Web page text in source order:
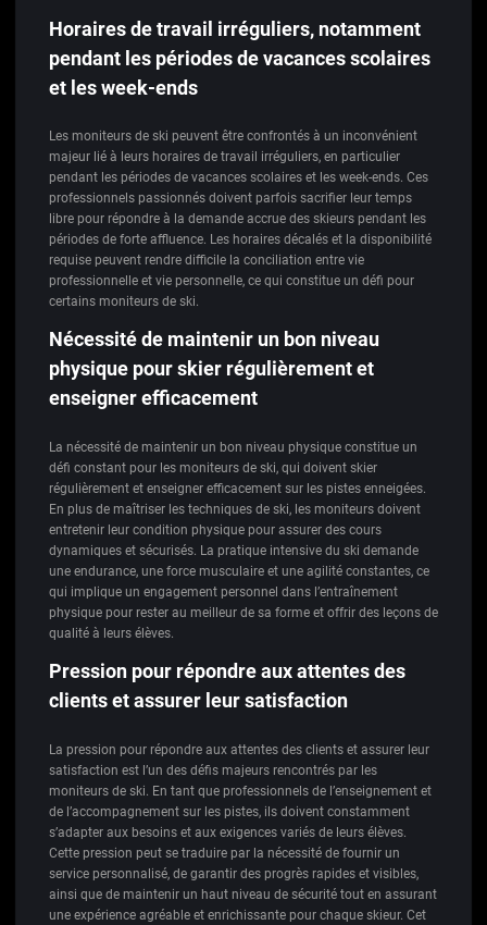
Horaires de travail irréguliers, notamment
pendant les périodes de vacances scolaires
et les week-ends
Les moniteurs de ski peuvent être confrontés à un inconvénient
majeur lié à leurs horaires de travail irréguliers, en particulier
pendant les périodes de vacances scolaires et les week-ends. Ces
professionnels passionnés doivent parfois sacrifier leur temps
libre pour répondre à la demande accrue des skieurs pendant les
périodes de forte affluence. Les horaires décalés et la disponibilité
requise peuvent rendre difficile la conciliation entre vie
professionnelle et vie personnelle, ce qui constitue un défi pour
certains moniteurs de ski.
Nécessité de maintenir un bon niveau
physique pour skier régulièrement et
enseigner efficacement
La nécessité de maintenir un bon niveau physique constitue un
défi constant pour les moniteurs de ski, qui doivent skier
régulièrement et enseigner efficacement sur les pistes enneigées.
En plus de maîtriser les techniques de ski, les moniteurs doivent
entretenir leur condition physique pour assurer des cours
dynamiques et sécurisés. La pratique intensive du ski demande
une endurance, une force musculaire et une agilité constantes, ce
qui implique un engagement personnel dans l’entraînement
physique pour rester au meilleur de sa forme et offrir des leçons de
qualité à leurs élèves.
Pression pour répondre aux attentes des
clients et assurer leur satisfaction
La pression pour répondre aux attentes des clients et assurer leur
satisfaction est l’un des défis majeurs rencontrés par les
moniteurs de ski. En tant que professionnels de l’enseignement et
de l’accompagnement sur les pistes, ils doivent constamment
s’adapter aux besoins et aux exigences variés de leurs élèves.
Cette pression peut se traduire par la nécessité de fournir un
service personnalisé, de garantir des progrès rapides et visibles,
ainsi que de maintenir un haut niveau de sécurité tout en assurant
une expérience agréable et enrichissante pour chaque skieur. Cet